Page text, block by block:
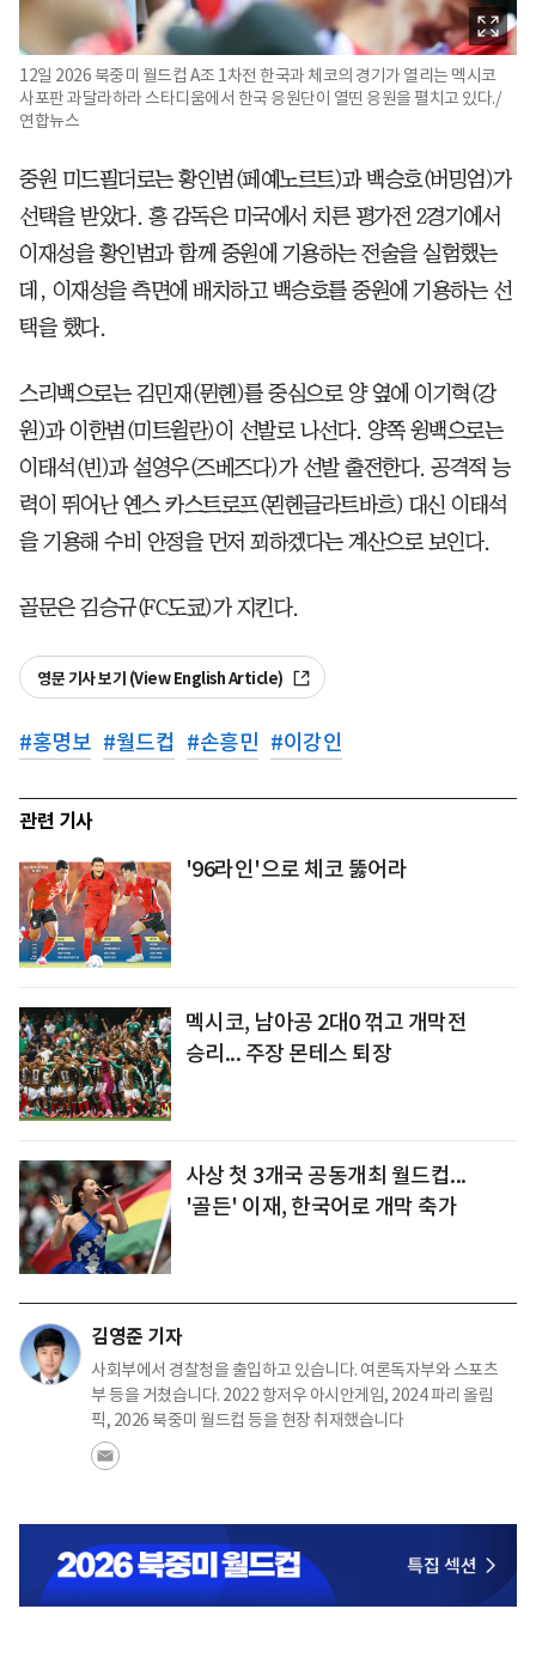
12일 2026 북중미 월드컵 A조 1차전 한국과 체코의 경기가 열리는 멕시코
사포판 과달라하라 스타디움에서 한국 응원단이 열띤 응원을 펼치고 있다./
연합뉴스
중원 미드필더로는 황인범(페예노르트)과 백승호(버밍엄)가
선택을 받았다. 홍 감독은 미국에서 치른 평가전 2경기에서
이재성을 황인범과 함께 중원에 기용하는 전술을 실험했는
데, 이재성을 측면에 배치하고 백승호를 중원에 기용하는 선
택을 했다.
스리백으로는 김민재(뮌헨)를 중심으로 양 옆에 이기혁(강
원)과 이한범(미트윌란)이 선발로 나선다. 양쪽 윙백으로는
이태석(빈)과 설영우(즈베즈다)가 선발 출전한다. 공격적 능
력이 뛰어난 옌스 카스트로프(묀헨글라트바흐) 대신 이태석
을 기용해 수비 안정을 먼저 꾀하겠다는 계산으로 보인다.
골문은 김승규(FC도쿄)가 지킨다.
영문 기사 보기 (View English Article)
#홍명보 #월드컵 #손흥민 #이강인
관련 기사
'96라인'으로 체코 뚫어라
멕시코, 남아공 2대0 꺾고 개막전
승리... 주장 몬테스 퇴장
사상 첫 3개국 공동개최 월드컵...
'골든' 이재, 한국어로 개막 축가
김영준 기자
사회부에서 경찰청을 출입하고 있습니다. 여론독자부와 스포츠
부 등을 거쳤습니다. 2022 항저우 아시안게임, 2024 파리 올림
픽, 2026 북중미 월드컵 등을 현장 취재했습니다